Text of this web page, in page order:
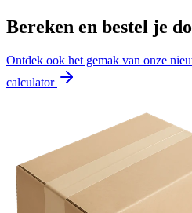
Bereken en bestel je
Ontdek ook het gemak van onze
calculator